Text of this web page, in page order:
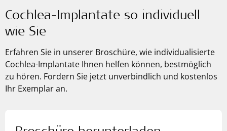
Cochlea-Implantate so individuell
wie Sie
Erfahren Sie in unserer Broschüre, wie individualisierte
Cochlea-Implantate Ihnen helfen können, bestmöglich
zu hören. Fordern Sie jetzt unverbindlich und kostenlos
Ihr Exemplar an.